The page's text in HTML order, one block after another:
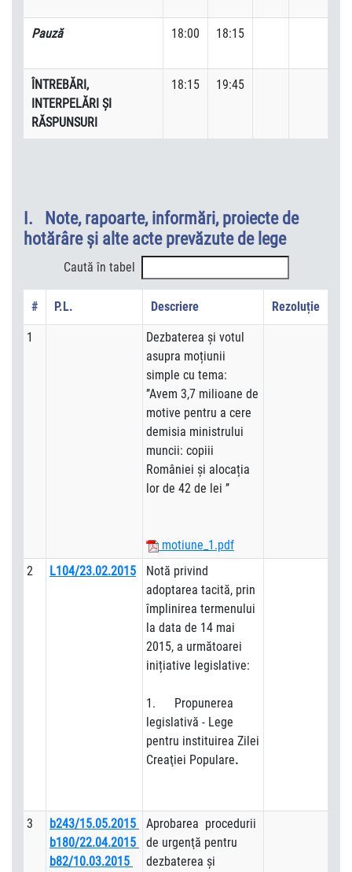
Pauză 18:00 18:15
ÎNTREBĂRI,
INTERPELĂRI ŞI
RĂSPUNSURI
18:15 19:45
I. Note, rapoarte, informări, proiecte de
hotărâre şi alte acte prevăzute de lege
Caută în tabel
# P.L. Descriere Rezoluție
1
Dezbaterea și votul
asupra moțiunii
simple cu tema:
’’Avem 3,7 milioane de
motive pentru a cere
demisia ministrului
muncii: copiii
României și alocația
lor de 42 de lei ’’
motiune_1.pdf
2
L104/23.02.2015
Notă privind
adoptarea tacită, prin
împlinirea termenului
la data de 14 mai
2015, a următoarei
inițiative legislative:
1. Propunerea
legislativă - Lege
pentru instituirea Zilei
Creaţiei Populare.
3
b243/15.05.2015
b180/22.04.2015
b82/10.03.2015
Aprobarea procedurii
de urgenţă pentru
dezbaterea şi